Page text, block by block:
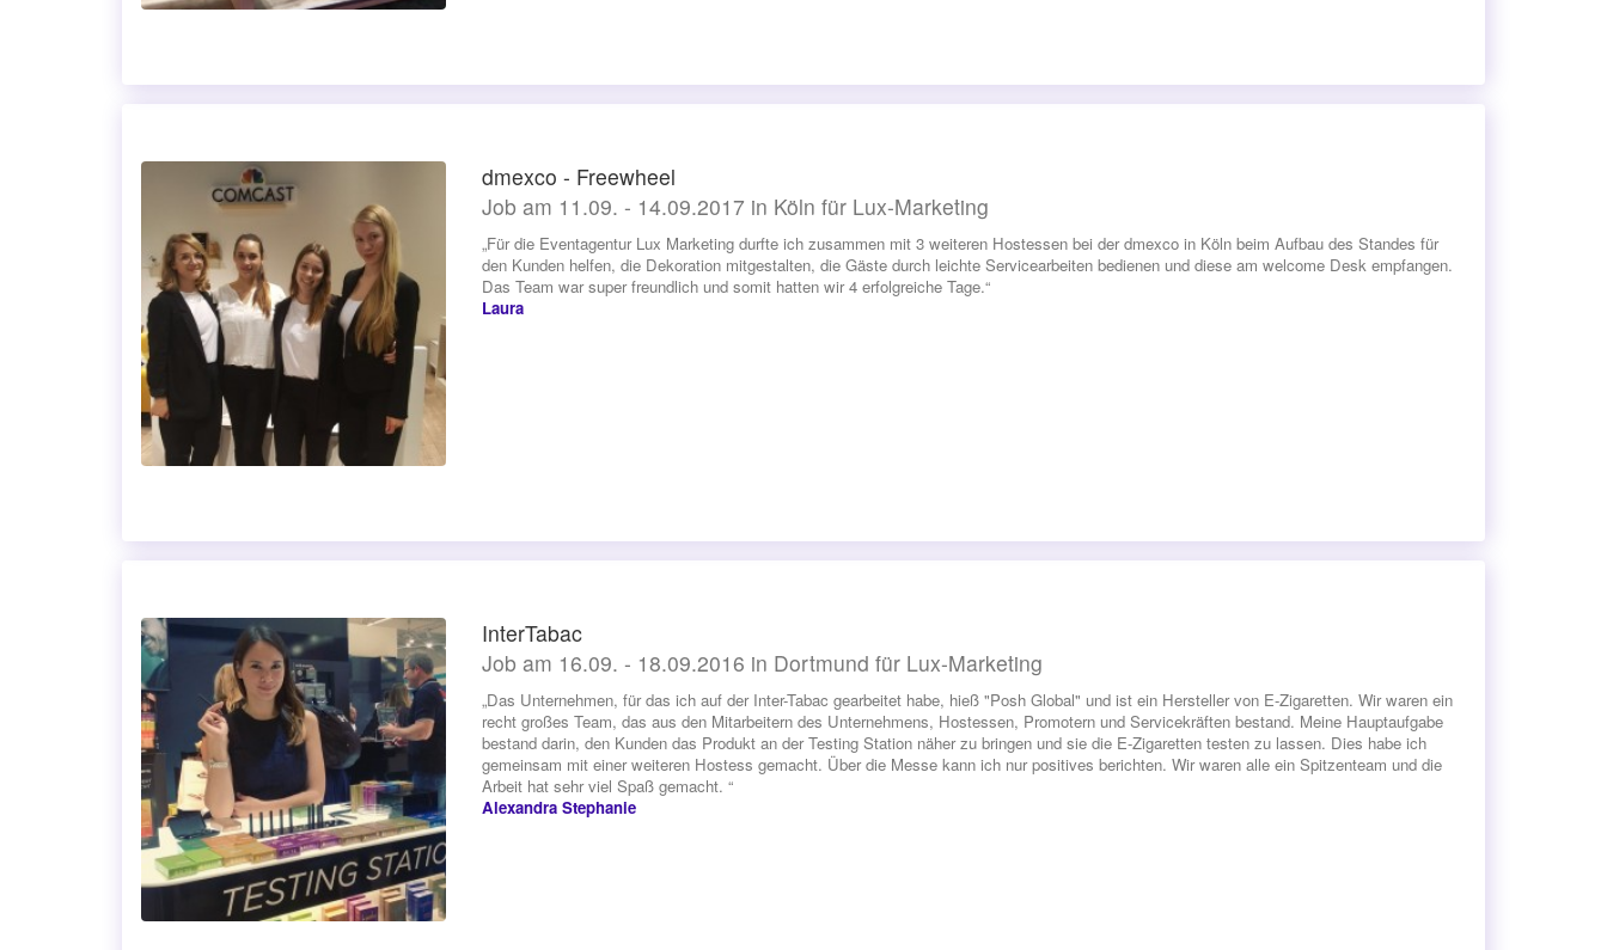
dmexco - Freewheel
Job am 11.09. - 14.09.2017 in Köln für Lux-Marketing
„Für die Eventagentur Lux Marketing durfte ich zusammen mit 3 weiteren Hostessen bei der dmexco in Köln beim Aufbau des Standes für
den Kunden helfen, die Dekoration mitgestalten, die Gäste durch leichte Servicearbeiten bedienen und diese am welcome Desk empfangen.
Das Team war super freundlich und somit hatten wir 4 erfolgreiche Tage.“
Laura
InterTabac
Job am 16.09. - 18.09.2016 in Dortmund für Lux-Marketing
„Das Unternehmen, für das ich auf der Inter-Tabac gearbeitet habe, hieß "Posh Global" und ist ein Hersteller von E-Zigaretten. Wir waren ein
recht großes Team, das aus den Mitarbeitern des Unternehmens, Hostessen, Promotern und Servicekräften bestand. Meine Hauptaufgabe
bestand darin, den Kunden das Produkt an der Testing Station näher zu bringen und sie die E-Zigaretten testen zu lassen. Dies habe ich
gemeinsam mit einer weiteren Hostess gemacht. Über die Messe kann ich nur positives berichten. Wir waren alle ein Spitzenteam und die
Arbeit hat sehr viel Spaß gemacht. “
Alexandra Stephanie